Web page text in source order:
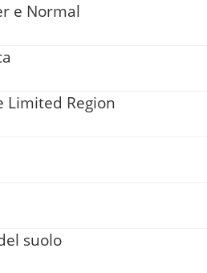
e Normal
Limited Region
suolo